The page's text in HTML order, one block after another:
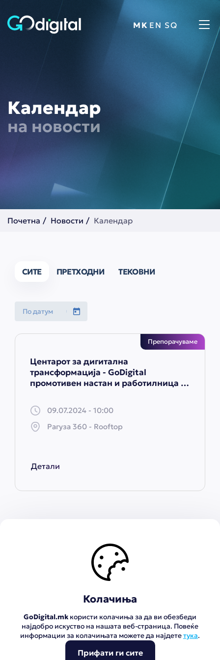
Календар
на новости
Почетна Новости Календар
СИТЕ ПРЕТХОДНИ ТЕКОВНИ
Препорачуваме
Центарот за дигитална
трансформација - GoDigital
промотивен настан и работилница за
(ММСП)
09.07.2024 - 10:00
Рагуза 360 - Rooftop
Колачиња
GoDigital.mk користи колачиња за да ви обезбеди
најдобро искуство на нашата веб-страница. Повеќе
информации за колачињата можете да најдететука.
Прифати ги сите